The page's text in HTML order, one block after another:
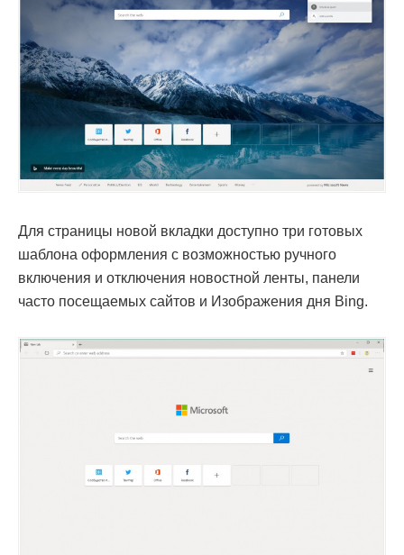
Для страницы новой вкладки доступно три готовых
шаблона оформления с возможностью ручного
включения и отключения новостной ленты, панели
часто посещаемых сайтов и Изображения дня Bing.